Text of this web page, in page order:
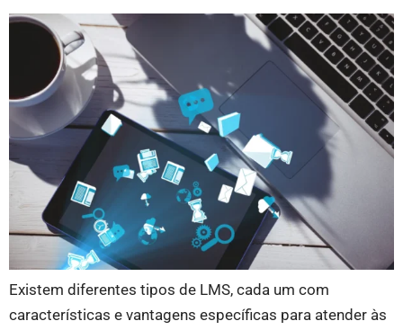
Existem diferentes tipos de LMS, cada um com
características e vantagens específicas para atender às